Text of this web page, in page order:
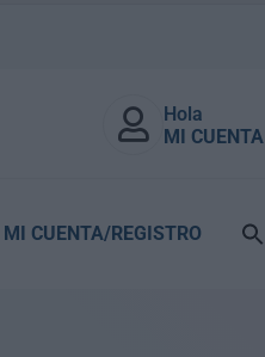
Hola
MI CUENTA
MI CUENTA/REGISTRO